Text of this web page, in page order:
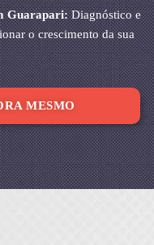
Guarapari:Diagnóstico e
o crescimento da sua
MESMO